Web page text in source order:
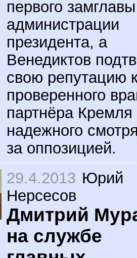
первого замглавы
администрации
президента, а
Венедиктов
свою репутацию
проверенного
партнёра Кремля
надежного
за оппозицией.
29.4.2013 Юрий
Нерсесов
Дмитрий
на службе